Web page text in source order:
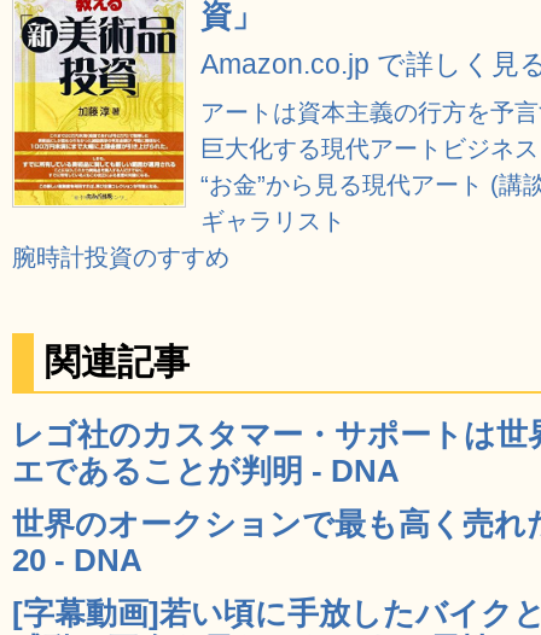
資」
Amazon.co.jp で詳しく見
アートは資本主義の行方を予
巨大化する現代アートビジネス
“お金”から見る現代アート (講
ギャラリスト
腕時計投資のすすめ
関連記事
レゴ社のカスタマー・サポートは
エであることが判明 - DNA
世界のオークションで最も高く売
20 - DNA
[字幕動画]若い頃に手放したバイク